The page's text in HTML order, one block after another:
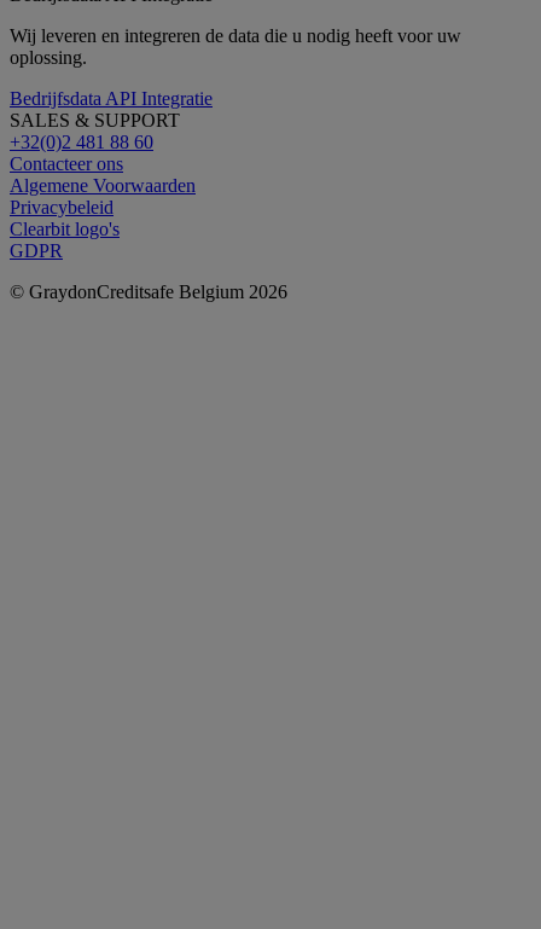
Wij leveren en integreren de data die u nodig heeft voor uw
oplossing.
Bedrijfsdata API Integratie
SALES & SUPPORT
+32(0)2 481 88 60
Contacteer ons
Algemene Voorwaarden
Privacybeleid
Clearbit logo's
GDPR
© GraydonCreditsafe Belgium 2026